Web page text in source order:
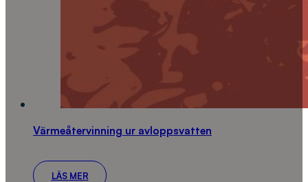
Värmeåtervinning ur avloppsvatten
LÄS MER